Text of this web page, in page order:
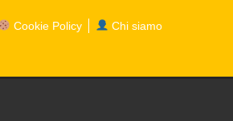
Cookie Policy Chi siamo